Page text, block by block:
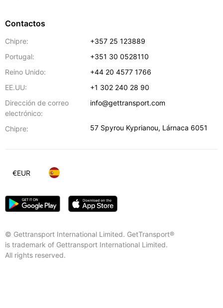
Contactos
Chipre:
+357 25 123889
Portugal:
+351 30 0528110
Reino Unido:
+44 20 4577 1766
EE.UU:
+1 302 240 28 90
Dirección de correo
electrónico:
info@gettransport.com
Chipre: 57 Spyrou Kyprianou, Lárnaca 6051
© Gettransport International Limited. GetTransport®
is trademark of Gettransport International Limited.
All rights reserved.
€EUR